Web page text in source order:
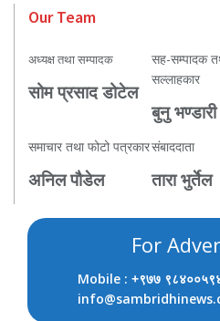
Our Team
अध्यक्ष तथा सम्पादक
सोम प्रसाद डोटेल
सह-सम्पादक
सल्लाहकार
बुनु भण्डारी
समाचार तथा फोटो पत्रकार
अनिल पौडेल
संबाददाता
तारा भुर्तेल
For
Mobile : +९७७